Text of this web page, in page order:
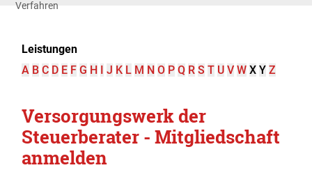
Verfahren
Leistungen
A B C D E F G H I J K L M N O P Q R S T U V W X Y Z
Versorgungswerk der
Steuerberater - Mitgliedschaft
anmelden